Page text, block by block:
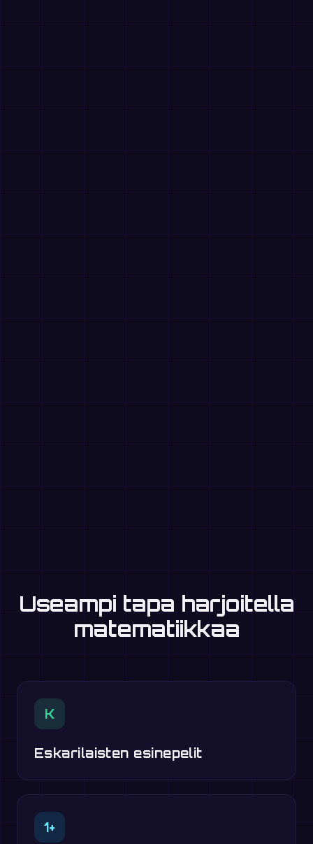
Useampi tapa harjoitella
matematiikkaa
K
Eskarilaisten esinepelit
1+